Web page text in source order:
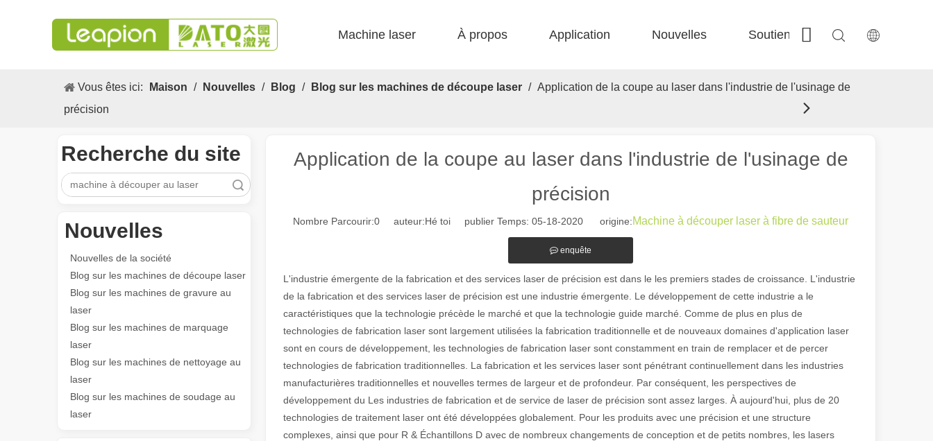
Machine laser À propos Application Nouvelles Soutien Contactez-nous
Vous êtes ici: Maison / Nouvelles / Blog / Blog sur les machines de découpe laser / Application de la coupe au laser dans l'industrie de l'usinage de
précision
Recherche du site
recherche
Nouvelles
Nouvelles de la société
Blog sur les machines de découpe laser
Blog sur les machines de gravure au
laser
Blog sur les machines de marquage
laser
Blog sur les machines de nettoyage au
laser
Blog sur les machines de soudage au
laser
Les caractéristiques polyvalentes Application et les caractéristiques exceptionnelles des machines de marquage laser Le paysage de fabrication et industriel moderne, les machines de
Application de la coupe au laser dans l'industrie de l'usinage de
précision
Nombre Parcourir:0 auteur:Hé toi publier Temps: 05-18-2020 origine:Machine à découper laser à fibre de sauteur
enquête
L'industrie émergente de la fabrication et des services laser de précision est dans le les premiers stades de croissance. L'industrie
de la fabrication et des services laser de précision est une industrie émergente. Le développement de cette industrie a le
caractéristiques que la technologie précède le marché et que la technologie guide marché. Comme de plus en plus de
technologies de fabrication laser sont largement utilisées la fabrication traditionnelle et de nouveaux domaines d'application laser
sont en cours de développement, les technologies de fabrication laser sont constamment en train de remplacer et de percer
technologies de fabrication traditionnelles. La fabrication et les services laser sont pénétrant continuellement dans les industries
manufacturières traditionnelles et nouvelles termes de largeur et de profondeur. Par conséquent, les perspectives de
développement du Les industries de fabrication et de service de laser de précision sont assez larges. À aujourd'hui, plus de 20
technologies de traitement laser ont été développées globalement. Pour les produits avec une précision et une structure
complexes, ainsi que pour R & Échantillons D avec de nombreux changements de conception et de petits nombres, les lasers